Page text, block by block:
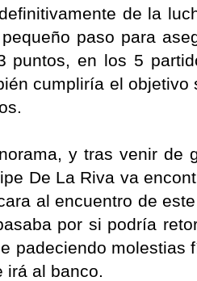
de la
paso para
puntos, en los 5
cumpliría el
y tras venir de
De La Riva va
al encuentro de
por si podría
padeciendo molestias
irá al banco.